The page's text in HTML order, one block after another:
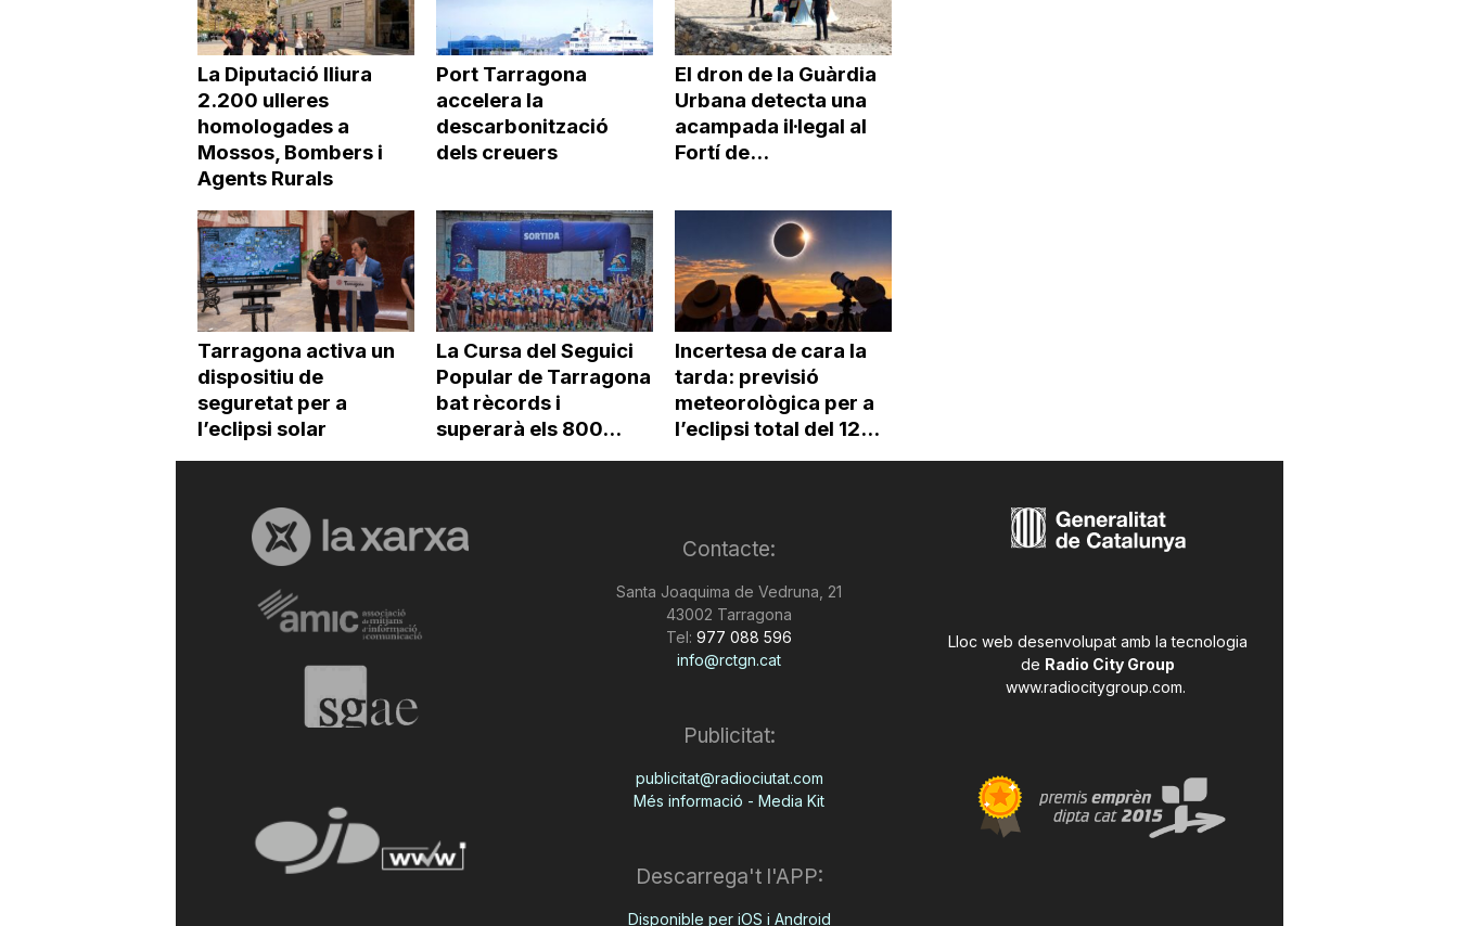
La Diputació lliura
2.200 ulleres
homologades a
Mossos, Bombers i
Agents Rurals
Port Tarragona
accelera la
descarbonització
dels creuers
El dron de la Guàrdia
Urbana detecta una
acampada il·legal al
Fortí de...
Tarragona activa un
dispositiu de
seguretat per a
l’eclipsi solar
La Cursa del Seguici
Popular de Tarragona
bat rècords i
superarà els 800...
Incertesa de cara la
tarda: previsió
meteorològica per a
l’eclipsi total del 12...
Contacte:
Santa Joaquima de Vedruna, 21
43002 Tarragona
Tel: 977 088 596
info@rctgn.cat
Publicitat:
publicitat@radiociutat.com
Més informació - Media Kit
Descarrega't l'APP:
Disponible per iOS i Android
Lloc web desenvolupat amb la tecnologia
de Radio City Group
www.radiocitygroup.com.